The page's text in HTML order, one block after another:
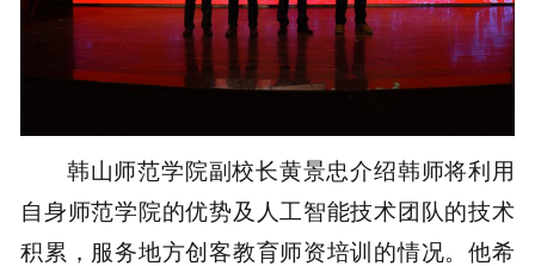
韩山师范学院副校长黄景忠介绍韩师将利用
自身师范学院的优势及人工智能技术团队的技术
积累，服务地方创客教育师资培训的情况。他希